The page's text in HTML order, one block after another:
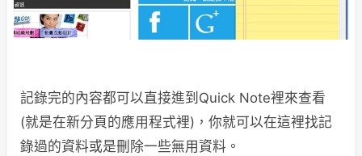
記錄完的內容都可以直接進到Quick Note裡來查看
(就是在新分頁的應用程式裡)，你就可以在這裡找記
錄過的資料或是刪除一些無用資料。